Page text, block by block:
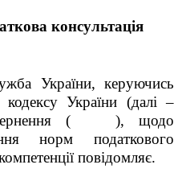
консультація
України, керуючись
України (далі –
( ), щодо
норм податкового
повідомляє.